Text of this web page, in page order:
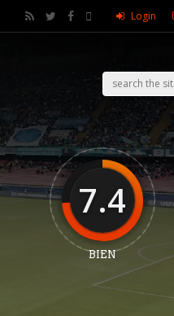
Login
7.4
BIEN